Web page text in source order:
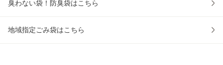
臭わない袋！防臭袋はこちら
地域指定ごみ袋はこちら